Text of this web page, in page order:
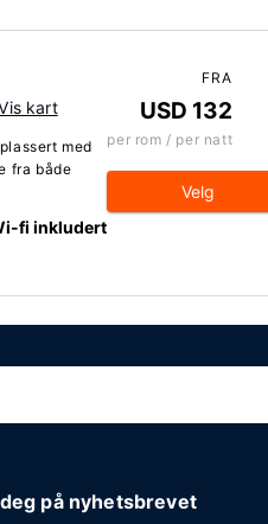
kart
med
fra både
fi inkludert
FRA
USD 132
per rom / per natt
Velg
på nyhetsbrevet